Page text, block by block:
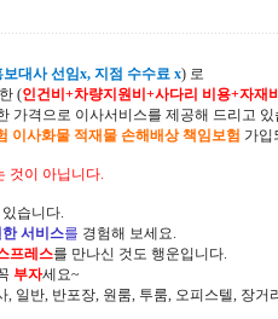
대사 선임x, 지점 수수료 x) 로
(인건비+차량지원비+사다리 비용+자재
가격으로 이사서비스를 제공해 드리고 있
이사화물 적재물 손해배상 책임보험 가입
것이 아닙니다.
습니다.
서비스를 경험해 보세요.
프레스를 만나신 것도 행운입니다.
부자세요~
일반, 반포장, 원룸, 투룸, 오피스텔, 장